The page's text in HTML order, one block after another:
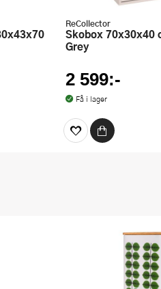
ReCollector
Skobox 70x30x40 cm Silver Cloud
Grey
2 599:-
Få i lager